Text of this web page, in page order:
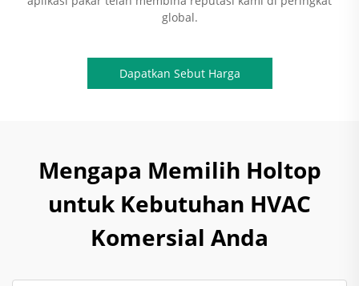
global.
Dapatkan Sebut Harga
Mengapa Memilih Holtop
untuk Kebutuhan HVAC
Komersial Anda